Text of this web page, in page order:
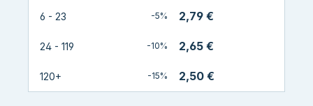
6 - 23 -5% 2,79 €
24 - 119 -10% 2,65 €
120+ -15% 2,50 €